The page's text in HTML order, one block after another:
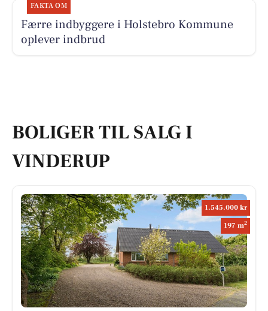
FAKTA OM
Færre indbyggere i Holstebro Kommune
oplever indbrud
BOLIGER TIL SALG I
VINDERUP
1.545.000 kr
197 m2